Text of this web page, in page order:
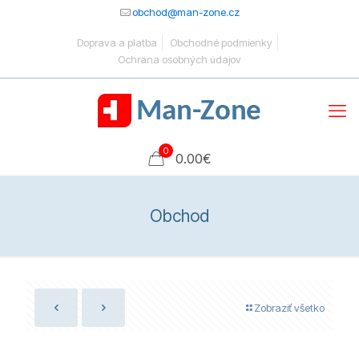
obchod@man-zone.cz
Doprava a platba
Obchodné podmienky
Ochrana osobných údajov
0 0.00€
Obchod
Zobraziť všetko